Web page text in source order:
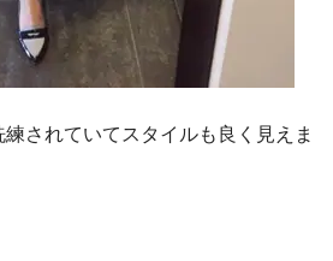
されていてスタイルも良く見えま